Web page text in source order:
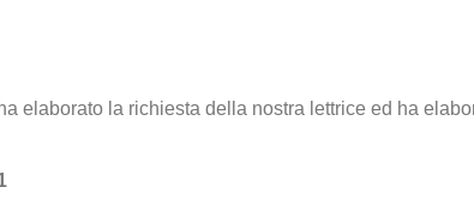
ha elaborato la richiesta della nostra lettrice ed ha